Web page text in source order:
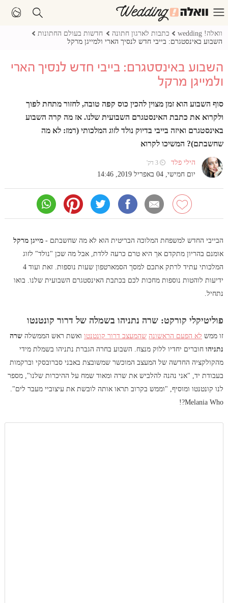
וואלה! wedding כתבות לארגון חתונה
חדשות בעולם החתונות
השבוע באינסטגרם: בייבי חדש לנסיך הארי ולמייגן מרקל
השבוע באינסטגרם: בייבי חדש לנסיך הארי
ולמייגן מרקל
סוף השבוע הוא זמן מצוין להכין כוס קפה טובה, לחזור מתחת לפוך
ולקרוא את כתבת האינסטגרם השבועית שלנו. אז מה קרה השבוע
באינסטגרם ואיזה בייבי בדיוק נולד לזוג המלכותי (רמז: לא מה
שחשבתם)? המשיכו לקרוא
הילי פלד ⏲ 3 דק'
יום חמישי, 04 באפריל 2019, 14:46
הבייבי החדש למשפחת המלוכה הבריטית הוא לא מה שחשבתם - מייגן מרקל
אומנם בהריון מתקדם אך היא טרם כרעה ללדת, אבל מה שכן "נולד" לזוג
המלכותי עתיד לרתק אתכם למסך הסמארטפון שעות נוספות. זאת ועוד 4
ידיעות לוהטות נוספות מחכות לכם בכתבת האינסטגרם השבועית שלנו. בואו
נתחיל.
פוליטיקלי קורקט: שרה נתניהו בשמלה של דרור קונטנטו
זו ממש לא הפעם הראשונה שהמעצב דרור קונטנטוואשת ראש הממשלהשרה
נתניהו חוברים יחדיו ללוק מנצח. השבוע בחרה הגברת נתניהו בשמלת מידי
מהקולקציה החדשה של המעצב המוכשר שמשובצת באבני סברובסקי וברקמות
בעבודת יד, "אני נהנה להלביש את שרה ומאוד שמח על ההיכרות שלנו", מספר
לנו קונטנטו ומוסיף, "וממש בקרוב תראו אותה לובשת את עיצוביי מעבר לים".
Melania Who?!